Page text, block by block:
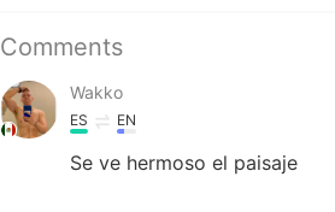
Comments
Wakko
ES EN
Se ve hermoso el paisaje